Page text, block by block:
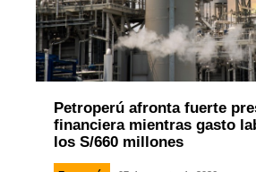
Petroperú afronta fuerte
financiera mientras gasto
los S/660 millones